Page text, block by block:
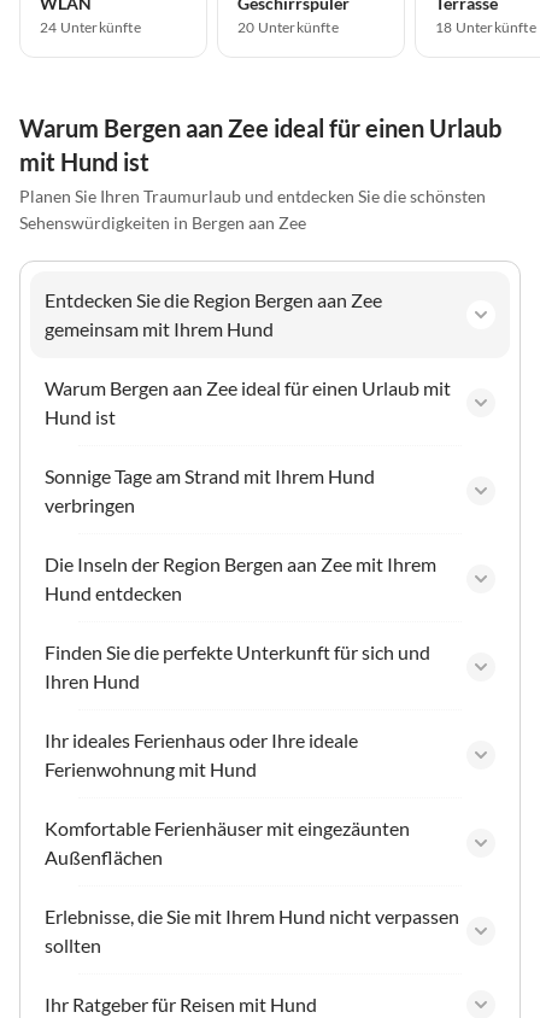
24 Unterkünfte 20 Unterkünfte 18 Unterkünfte
Warum Bergen aan Zee ideal für einen Urlaub
mit Hund ist
Planen Sie Ihren Traumurlaub und entdecken Sie die schönsten
Sehenswürdigkeiten in Bergen aan Zee
Entdecken Sie die Region Bergen aan Zee
gemeinsam mit Ihrem Hund
Warum Bergen aan Zee ideal für einen Urlaub mit
Hund ist
Sonnige Tage am Strand mit Ihrem Hund
verbringen
Die Inseln der Region Bergen aan Zee mit Ihrem
Hund entdecken
Finden Sie die perfekte Unterkunft für sich und
Ihren Hund
Ihr ideales Ferienhaus oder Ihre ideale
Ferienwohnung mit Hund
Komfortable Ferienhäuser mit eingezäunten
Außenflächen
Erlebnisse, die Sie mit Ihrem Hund nicht verpassen
sollten
Ihr Ratgeber für Reisen mit Hund